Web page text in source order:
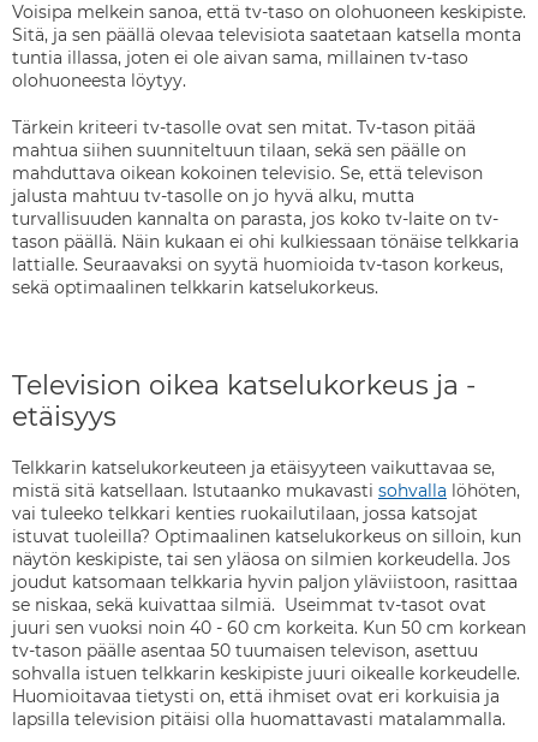
Voisipa melkein sanoa, että tv-taso on olohuoneen keskipiste.
Sitä, ja sen päällä olevaa televisiota saatetaan katsella monta
tuntia illassa, joten ei ole aivan sama, millainen tv-taso
olohuoneesta löytyy.
Tärkein kriteeri tv-tasolle ovat sen mitat. Tv-tason pitää
mahtua siihen suunniteltuun tilaan, sekä sen päälle on
mahduttava oikean kokoinen televisio. Se, että televison
jalusta mahtuu tv-tasolle on jo hyvä alku, mutta
turvallisuuden kannalta on parasta, jos koko tv-laite on tv-
tason päällä. Näin kukaan ei ohi kulkiessaan tönäise telkkaria
lattialle. Seuraavaksi on syytä huomioida tv-tason korkeus,
sekä optimaalinen telkkarin katselukorkeus.
Television oikea katselukorkeus ja -
etäisyys
Telkkarin katselukorkeuteen ja etäisyyteen vaikuttavaa se,
mistä sitä katsellaan. Istutaanko mukavasti sohvalla löhöten,
vai tuleeko telkkari kenties ruokailutilaan, jossa katsojat
istuvat tuoleilla? Optimaalinen katselukorkeus on silloin, kun
näytön keskipiste, tai sen yläosa on silmien korkeudella. Jos
joudut katsomaan telkkaria hyvin paljon yläviistoon, rasittaa
se niskaa, sekä kuivattaa silmiä. Useimmat tv-tasot ovat
juuri sen vuoksi noin 40 - 60 cm korkeita. Kun 50 cm korkean
tv-tason päälle asentaa 50 tuumaisen televison, asettuu
sohvalla istuen telkkarin keskipiste juuri oikealle korkeudelle.
Huomioitavaa tietysti on, että ihmiset ovat eri korkuisia ja
lapsilla television pitäisi olla huomattavasti matalammalla.